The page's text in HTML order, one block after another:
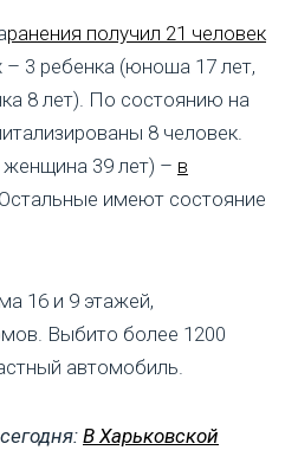
ранения получил 21 человек
3 ребенка (юноша 17 лет,
8 лет). По состоянию на
8 человек.
39 лет) – в
имеют состояние
16 и 9 этажей,
Выбито более 1200
автомобиль.
В Харьковской